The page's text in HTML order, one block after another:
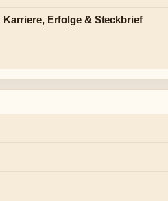
Karriere, Erfolge & Steckbrief